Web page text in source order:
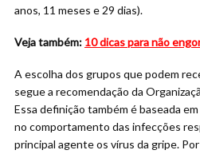
anos, 11 meses e 29 dias).
Veja também: 10 dicas para não
A escolha dos grupos que podem
segue a recomendação da
Essa definição também é baseada
no comportamento das infecções
principal agente os vírus da gripe.